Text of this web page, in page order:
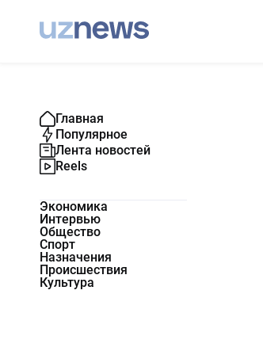
Главная
Популярное
Лента новостей
Reels
Экономика
Интервью
Общество
Спорт
Назначения
Происшествия
Культура